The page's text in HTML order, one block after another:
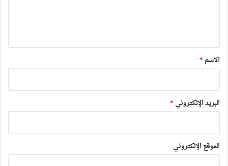
*
الاسم *
البريد الإلكتروني *
الموقع الإلكتروني